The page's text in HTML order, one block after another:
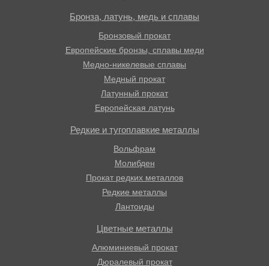
Бронза, латунь, медь и сплавы
Бронзовый прокат
Европейские бронзы, сплавы меди
Медно-никелевые сплавы
Медный прокат
Латунный прокат
Европейская латунь
Редкие и тугоплавкие металлы
Вольфрам
Молибден
Прокат редких металлов
Редкие металлы
Лантоиды
Цветные металлы
Алюминиевый прокат
Дюралевый прокат